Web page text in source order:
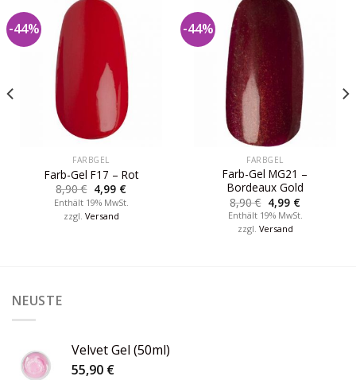
-44%
FARBGEL
Farb-Gel F17 – Rot
8,90€ 4,99 €
Enthält 19% MwSt.
zzgl. Versand
-44%
FARBGEL
Farb-Gel MG21 –
Bordeaux Gold
8,90€ 4,99 €
Enthält 19% MwSt.
zzgl. Versand
NEUSTE
Velvet Gel (50ml)
55,90 €